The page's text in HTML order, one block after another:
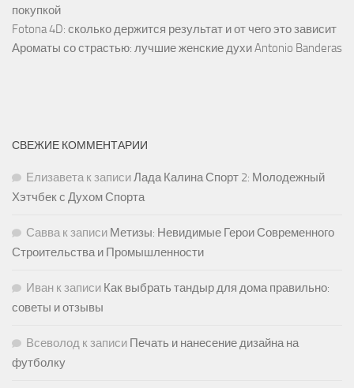
покупкой
Fotona 4D: сколько держится результат и от чего это зависит
Ароматы со страстью: лучшие женские духи Antonio Banderas
СВЕЖИЕ КОММЕНТАРИИ
Елизаветак записиЛада Калина Спорт 2: Молодежный
Хэтчбек с Духом Спорта
Саввак записи Метизы: Невидимые Герои Современного
Строительства и Промышленности
Иван к записи Как выбрать тандыр для дома правильно:
советы и отзывы
Всеволод к записи Печать и нанесение дизайна на
футболку